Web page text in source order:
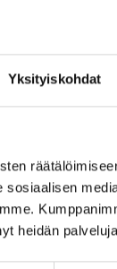
Yksityiskohdat
heidän
tarkoitus